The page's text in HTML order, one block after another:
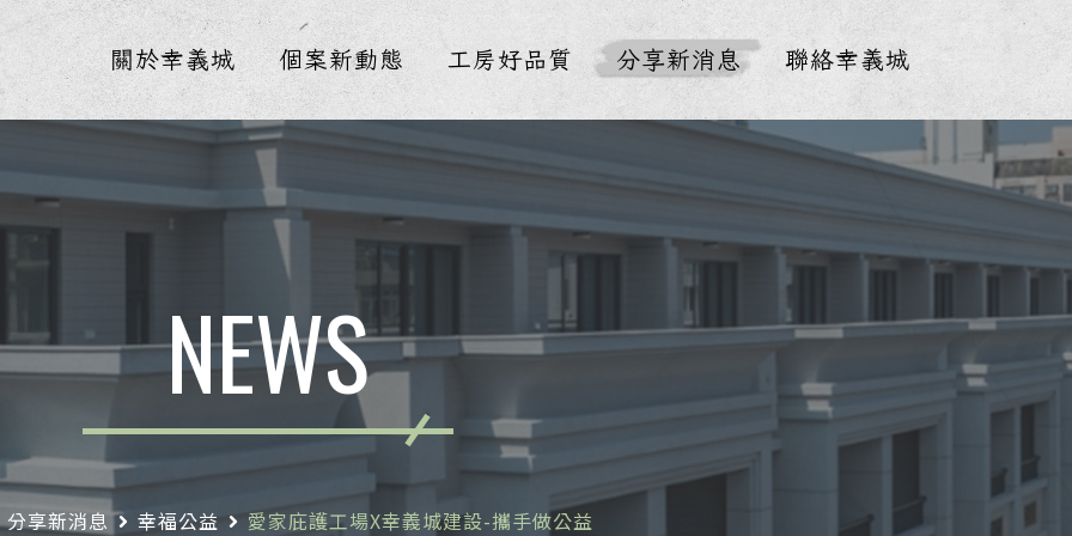
關於幸義城 個案新動態 工房好品質 分享新消息 聯絡幸義城
NEWS
分享新消息 幸福公益 愛家庇護工場X幸義城建設-攜手做公益